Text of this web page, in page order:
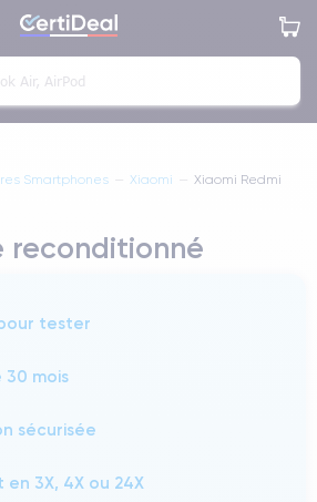
Smartphones — Xiaomi —
Xiaomi Redmi
reconditionné
tester
mois
sécurisée
en 3X, 4X ou 24X